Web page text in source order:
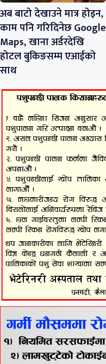
अब बाटो देखाउने मात्र होइन,
काम पनि गरिदिनेछ Google
Maps, खाना अर्डरदेखि
होटल बुकिङसम्म एआईको
साथ